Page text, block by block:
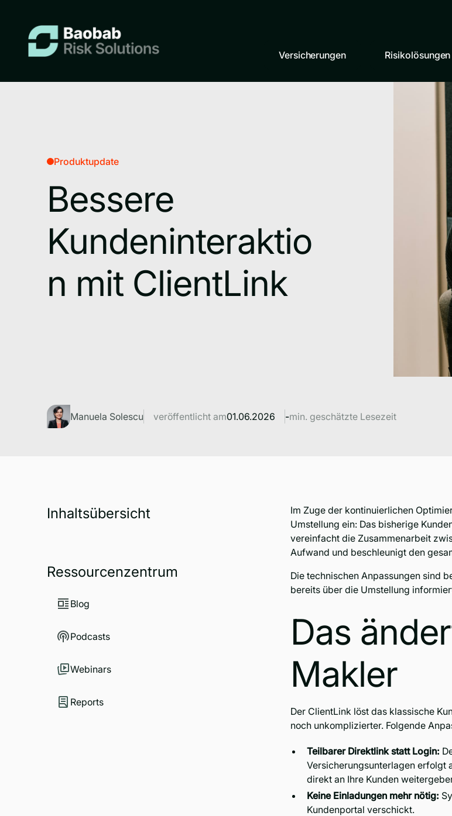
Versicherungen Risikolösungen
Produktupdate
Bessere
Kundeninteraktio
n mit ClientLink
Manuela Solescu veröffentlicht am01.06.2026 -min. geschätzte Lesezeit
Inhaltsübersicht
Ressourcenzentrum
Blog
Podcasts
Webinars
Reports
Im Zuge der kontinuierlichen
Umstellung ein: Das bisherige
vereinfacht die Zusammenarbeit
Aufwand und beschleunigt den
Die technischen Anpassungen sind
bereits über die Umstellung
Das
Makler
Der ClientLink löst das klassische
noch unkomplizierter. Folgende
Teilbarer Direktlink statt Login:
Versicherungsunterlagen erfolgt
direkt an Ihre Kunden
Keine Einladungen mehr nötig:
Kundenportal verschickt.